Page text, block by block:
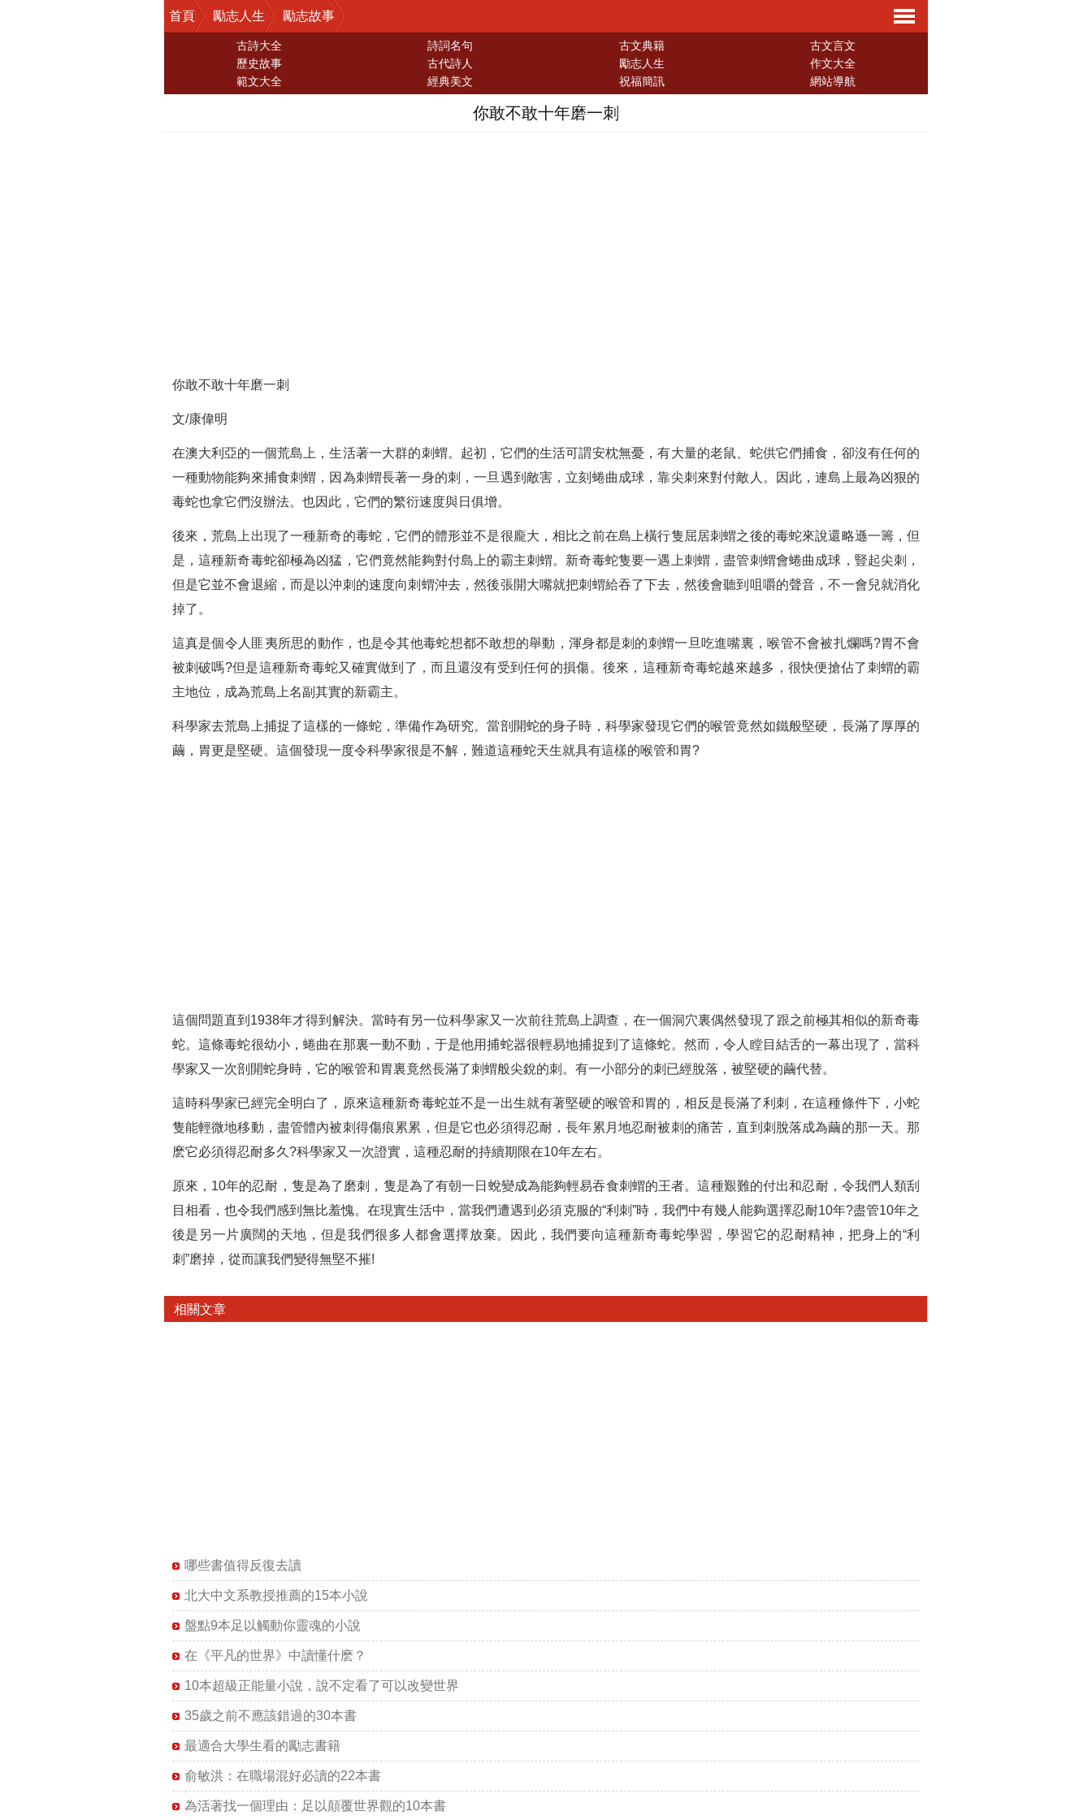
首頁 勵志人生
勵志故事
導
古詩大全 詩詞名句 古文典籍
古文言文
歷史故事
古代詩人 勵志人生
作文大全
範文大全
經典美文 祝福簡訊 網站導航
你敢不敢十年磨一刺
你敢不敢十年磨一刺
文/康偉明
在澳大利亞的一個荒島上，生活著一大群的刺蝟。起初，它們的生活可謂安枕無憂，有大量的老鼠、蛇供它們捕食，卻沒有任何的
一種動物能夠來捕食刺蝟，因為刺蝟長著一身的刺，一旦遇到敵害，立刻蜷曲成球，靠尖刺來對付敵人。因此，連島上最為凶狠的
毒蛇也拿它們沒辦法。也因此，它們的繁衍速度與日俱增。
後來，荒島上出現了一種新奇的毒蛇，它們的體形並不是很龐大，相比之前在島上橫行隻屈居刺蝟之後的毒蛇來說還略遜一籌，但
是，這種新奇毒蛇卻極為凶猛，它們竟然能夠對付島上的霸主刺蝟。新奇毒蛇隻要一遇上刺蝟，盡管刺蝟會蜷曲成球，豎起尖刺，
但是它並不會退縮，而是以沖刺的速度向刺蝟沖去，然後張開大嘴就把刺蝟給吞了下去，然後會聽到咀嚼的聲音，不一會兒就消化
掉了。
這真是個令人匪夷所思的動作，也是令其他毒蛇想都不敢想的舉動，渾身都是刺的刺蝟一旦吃進嘴裏，喉管不會被扎爛嗎?胃不會
被刺破嗎?但是這種新奇毒蛇又確實做到了，而且還沒有受到任何的損傷。後來，這種新奇毒蛇越來越多，很快便搶佔了刺蝟的霸
主地位，成為荒島上名副其實的新霸主。
科學家去荒島上捕捉了這樣的一條蛇，準備作為研究。當剖開蛇的身子時，科學家發現它們的喉管竟然如鐵般堅硬，長滿了厚厚的
繭，胃更是堅硬。這個發現一度令科學家很是不解，難道這種蛇天生就具有這樣的喉管和胃?
這個問題直到1938年才得到解決。當時有另一位科學家又一次前往荒島上調查，在一個洞穴裏偶然發現了跟之前極其相似的新奇毒
蛇。這條毒蛇很幼小，蜷曲在那裏一動不動，于是他用捕蛇器很輕易地捕捉到了這條蛇。然而，令人瞠目結舌的一幕出現了，當科
學家又一次剖開蛇身時，它的喉管和胃裏竟然長滿了刺蝟般尖銳的刺。有一小部分的刺已經脫落，被堅硬的繭代替。
這時科學家已經完全明白了，原來這種新奇毒蛇並不是一出生就有著堅硬的喉管和胃的，相反是長滿了利刺，在這種條件下，小蛇
隻能輕微地移動，盡管體內被刺得傷痕累累，但是它也必須得忍耐，長年累月地忍耐被刺的痛苦，直到刺脫落成為繭的那一天。那
麽它必須得忍耐多久?科學家又一次證實，這種忍耐的持續期限在10年左右。
原來，10年的忍耐，隻是為了磨刺，隻是為了有朝一日蛻變成為能夠輕易吞食刺蝟的王者。這種艱難的付出和忍耐，令我們人類刮
目相看，也令我們感到無比羞愧。在現實生活中，當我們遭遇到必須克服的“利刺”時，我們中有幾人能夠選擇忍耐10年?盡管10年之
後是另一片廣闊的天地，但是我們很多人都會選擇放棄。因此，我們要向這種新奇毒蛇學習，學習它的忍耐精神，把身上的“利
刺”磨掉，從而讓我們變得無堅不摧!
相關文章
哪些書值得反復去讀
北大中文系教授推薦的15本小說
盤點9本足以觸動你靈魂的小說
在《平凡的世界》中讀懂什麽？
10本超級正能量小說，說不定看了可以改變世界
35歲之前不應該錯過的30本書
最適合大學生看的勵志書籍
俞敏洪：在職場混好必讀的22本書
為活著找一個理由：足以顛覆世界觀的10本書